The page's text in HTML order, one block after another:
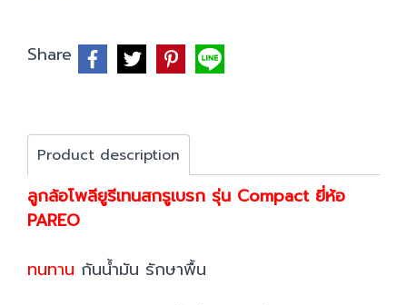
Share
Product description
ลูกล้อโพลียูรีเทนสกรูเบรก รุ่น Compact ยี่ห้อ
PAREO
ทนทาน กันน้ำมัน รักษาพื้น